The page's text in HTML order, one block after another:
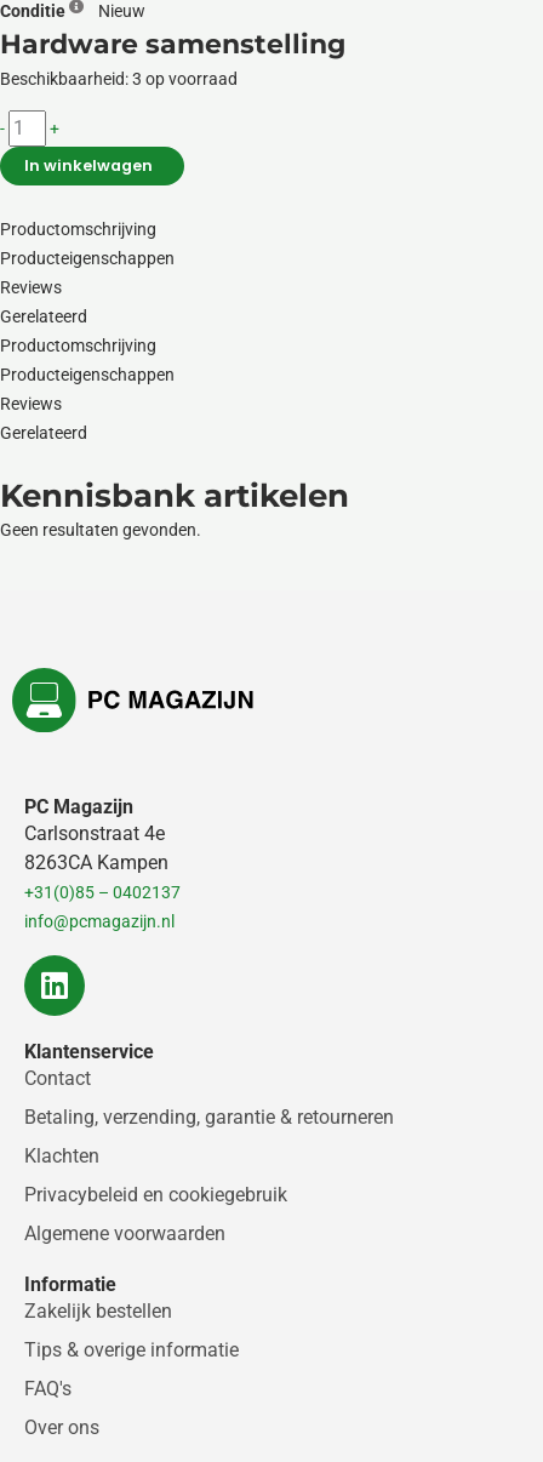
Conditie Nieuw
Hardware samenstelling
Beschikbaarheid:3 op voorraad
-
HP
Pavilion
Gaming
Keyboard
aantal
+
Productomschrijving
Producteigenschappen
Reviews
Gerelateerd
Productomschrijving
Producteigenschappen
Reviews
Gerelateerd
Kennisbank artikelen
Geen resultaten gevonden.
PC Magazijn
Carlsonstraat 4e
8263CA Kampen
+31(0)85 – 0402137
info@pcmagazijn.nl
L
i
k
e
d
i
n
Klantenservice
Contact
Betaling, verzending, garantie & retourneren
Klachten
Privacybeleid en cookiegebruik
Algemene voorwaarden
Informatie
Zakelijk bestellen
Tips & overige informatie
FAQ's
Over ons